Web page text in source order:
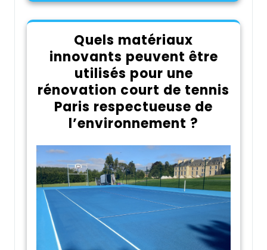
Quels matériaux
innovants peuvent être
utilisés pour une
rénovation court de tennis
Paris respectueuse de
l’environnement ?